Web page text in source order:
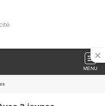
MENU